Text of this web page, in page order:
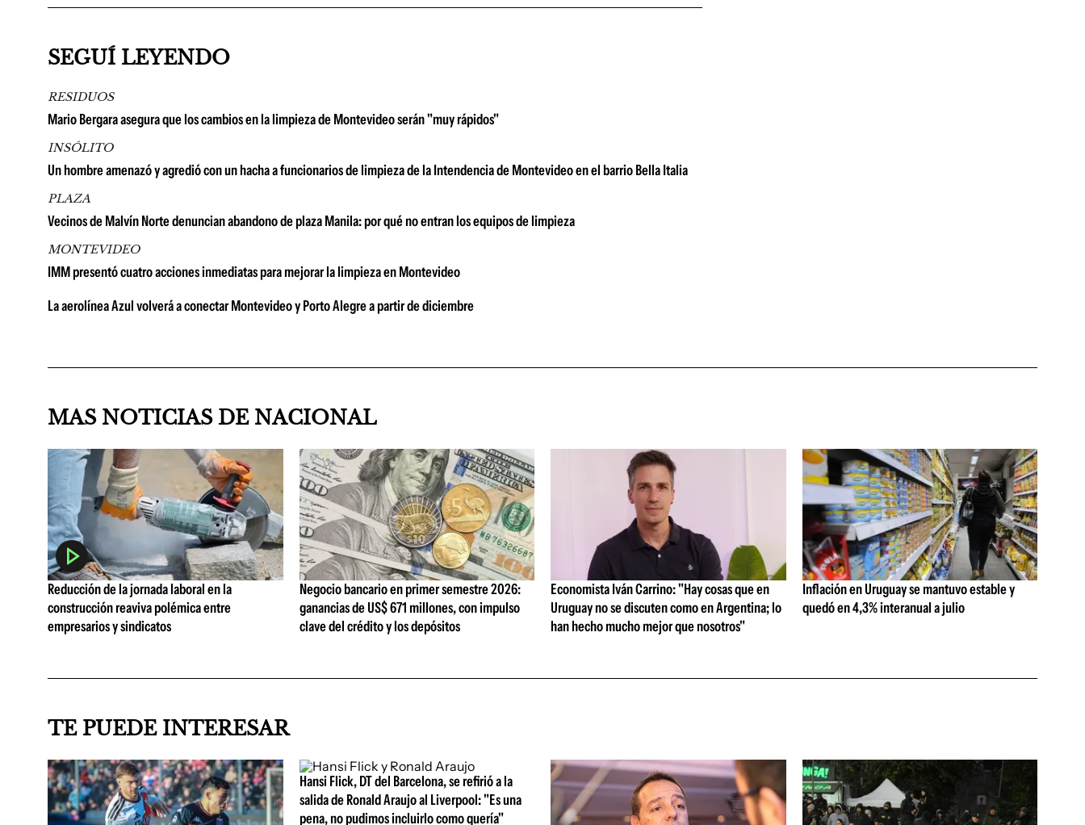
SEGUÍ LEYENDO
RESIDUOS
Mario Bergara asegura que los cambios en la limpieza de Montevideo serán "muy rápidos"
INSÓLITO
Un hombre amenazó y agredió con un hacha a funcionarios de limpieza de la Intendencia de Montevideo en el barrio Bella Italia
PLAZA
Vecinos de Malvín Norte denuncian abandono de plaza Manila: por qué no entran los equipos de limpieza
MONTEVIDEO
IMM presentó cuatro acciones inmediatas para mejorar la limpieza en Montevideo
La aerolínea Azul volverá a conectar Montevideo y Porto Alegre a partir de diciembre
MAS NOTICIAS DE NACIONAL
Reducción de la jornada laboral en la
construcción reaviva polémica entre
empresarios y sindicatos
Negocio bancario en primer semestre 2026:
ganancias de US$ 671 millones, con impulso
clave del crédito y los depósitos
Economista Iván Carrino: "Hay cosas que en
Uruguay no se discuten como en Argentina; lo
han hecho mucho mejor que nosotros"
Inflación en Uruguay se mantuvo estable y
quedó en 4,3% interanual a julio
TE PUEDE INTERESAR
Hansi Flick, DT del Barcelona, se refirió a la
salida de Ronald Araujo al Liverpool: "Es una
pena, no pudimos incluirlo como quería"